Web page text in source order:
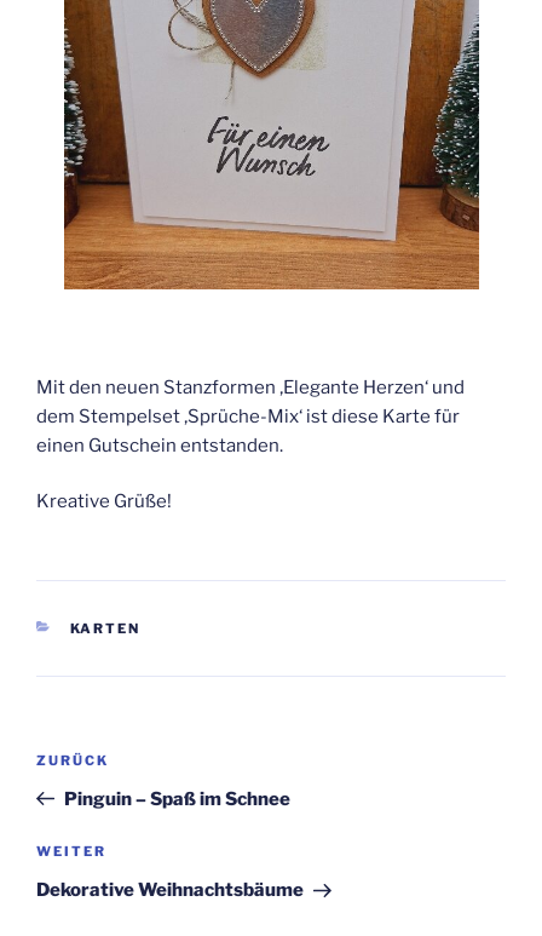
Mit den neuen Stanzformen ‚Elegante Herzen‘ und
dem Stempelset ‚Sprüche-Mix‘ ist diese Karte für
einen Gutschein entstanden.
Kreative Grüße!
KATEGORIEN
KARTEN
Beitragsnavigation
Vorheriger
Beitrag
ZURÜCK
Pinguin – Spaß im Schnee
Nächster
Beitrag
WEITER
Dekorative Weihnachtsbäume